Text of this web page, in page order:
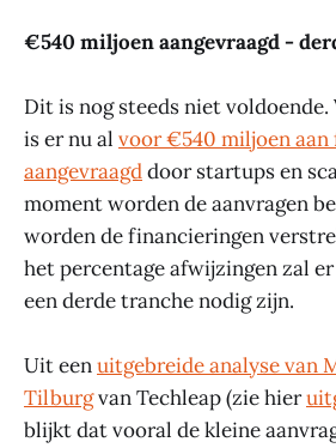
€540 miljoen aangevraagd -
Dit is nog steeds niet voldoende.
is er nu al voor €540 miljoen
aangevraagddoor startups en
moment worden de aanvragen
worden de financieringen
het percentage afwijzingen zal
een derde tranche nodig zijn.
Uit eenuitgebreide analyse van
Tilburgvan Techleap (zie hier
blijkt dat vooral de kleine